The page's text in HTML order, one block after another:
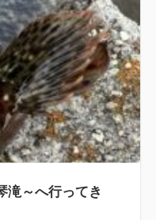
滝～へ行ってき